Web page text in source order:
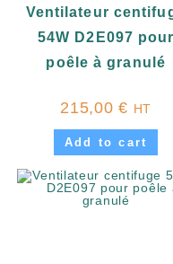
Ventilateur
54W D2E097 pour
poêle à granulé
215,00€ HT
Add to cart